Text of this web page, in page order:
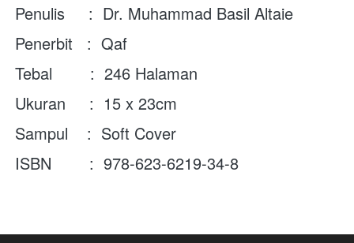
Penulis     : Dr. Muhammad Basil Altaie
Penerbit   :  Qaf
Tebal        : 246 Halaman
Ukuran     : 15 x 23cm
Sampul    :  Soft Cover
ISBN        : 978-623-6219-34-8